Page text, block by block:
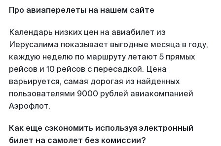
Про авиаперелеты на нашем сайте
Календарь низких цен на авиабилет из
Иерусалима показывает выгодные месяца в году,
каждую неделю по маршруту летают 5 прямых
рейсов и 10 рейсов с пересадкой. Цена
варьируется, самая дорогая из найденных
пользователями 9000 рублей авиакомпанией
Аэрофлот.
Как еще сэкономить используя электронный
билет на самолет без комиссии?